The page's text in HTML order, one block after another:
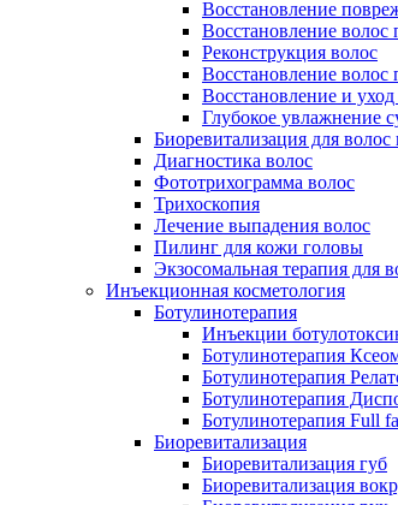
Восстановление
Восстановление волос
Реконструкция волос
Восстановление волос
Восстановление и
Глубокое увлажнение
Биоревитализация для
Диагностика волос
Фототрихограмма волос
Трихоскопия
Лечение выпадения волос
Пилинг для кожи головы
Экзосомальная терапия для
Инъекционная косметология
Ботулинотерапия
Инъекции
Ботулинотерапия
Ботулинотерапия
Ботулинотерапия
Ботулинотерапия Full
Биоревитализация
Биоревитализация губ
Биоревитализация